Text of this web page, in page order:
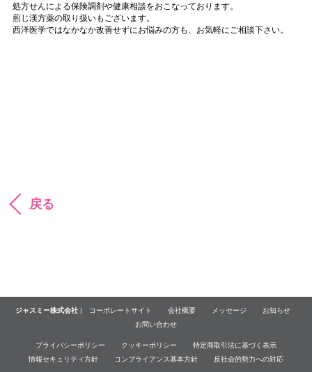
処方せんによる保険調剤や健康相談をおこなっております。
煎じ漢方薬の取り扱いもございます。
西洋医学ではなかなか改善せずにお悩みの方も、お気軽にご相談下さい。
戻る
ジャスミー株式会社| コーポレートサイト 会社概要 メッセージ
お知らせ
お問い合わせ
プライバシーポリシー クッキーポリシー
特定商取引法に基づく表示
情報セキュリティ方針
コンプライアンス基本方針 反社会的勢力への対応